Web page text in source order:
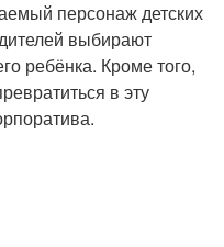
персонаж детских
выбирают
ребёнка. Кроме того,
в эту